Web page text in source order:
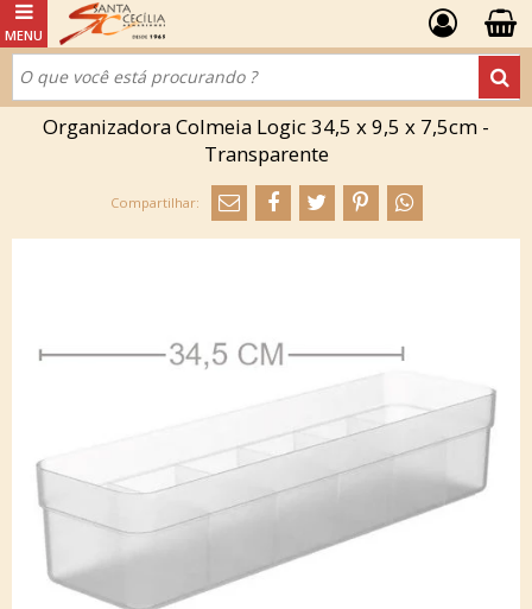
Organizadora Colmeia Logic 34,5 x 9,5 x 7,5cm -
Transparente